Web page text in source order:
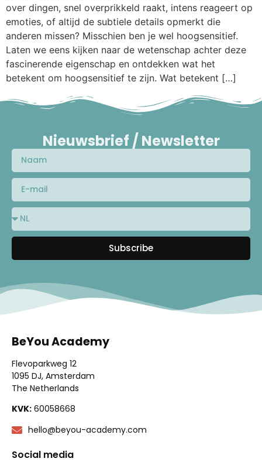
over dingen, snel overprikkeld raakt, intens reageert op
emoties, of altijd de subtiele details opmerkt die
anderen missen? Misschien ben je wel hoogsensitief.
Laten we eens kijken naar de wetenschap achter deze
fascinerende eigenschap en ontdekken wat het
betekent om hoogsensitief te zijn. Wat betekent […]
Nieuwsbrief / Newsletter
Subscribe
BeYou Academy
Flevoparkweg 12
1095 DJ, Amsterdam
The Netherlands
KVK: 60058668
hello@beyou-academy.com
Social media